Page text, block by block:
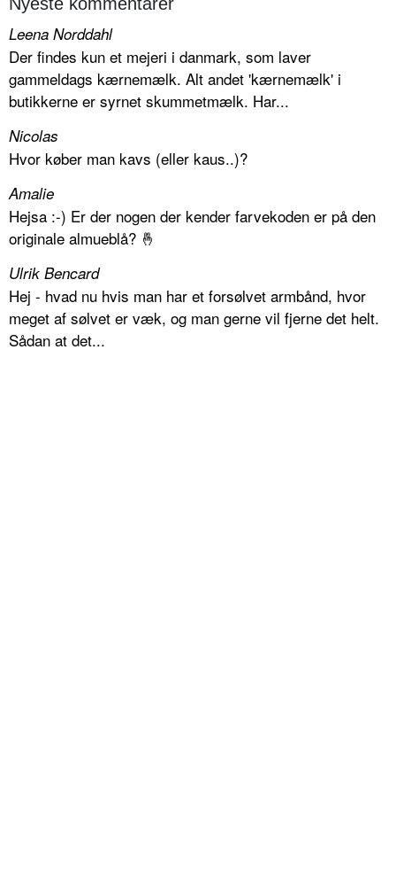
Nyeste kommentarer
Leena Norddahl
Der findes kun et mejeri i danmark, som laver
gammeldags kærnemælk. Alt andet 'kærnemælk' i
butikkerne er syrnet skummetmælk. Har...
Nicolas
Hvor køber man kavs (eller kaus..)?
Amalie
Hejsa :-) Er der nogen der kender farvekoden er på den
originale almueblå? 🤞
Ulrik Bencard
Hej - hvad nu hvis man har et forsølvet armbånd, hvor
meget af sølvet er væk, og man gerne vil fjerne det helt.
Sådan at det...